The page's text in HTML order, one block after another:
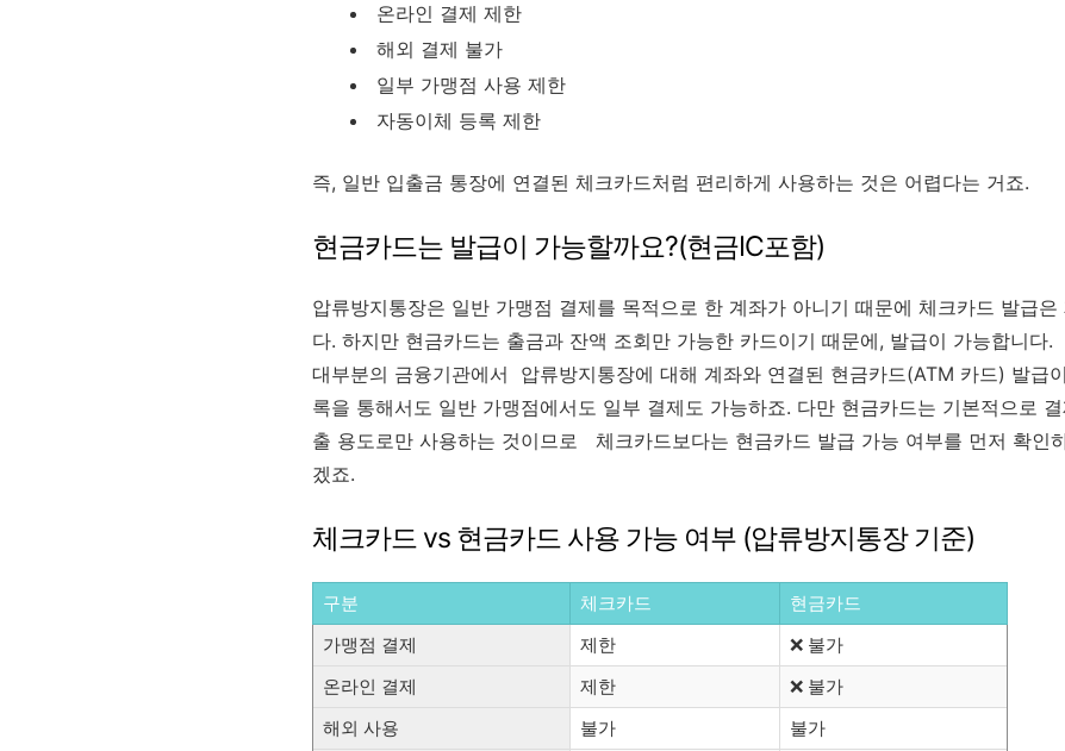
온라인 결제 제한
해외 결제 불가
일부 가맹점 사용 제한
자동이체 등록 제한
즉, 일반 입출금 통장에 연결된 체크카드처럼 편리하게 사용하는 것은 어렵다는 거죠.
현금카드는 발급이 가능할까요?(현금IC포함)
압류방지통장은 일반 가맹점 결제를 목적으로 한 계좌가 아니기 때문에 체크카드 발급
다. 하지만 현금카드는 출금과 잔액 조회만 가능한 카드이기 때문에, 발급이 가능합니다.
대부분의 금융기관에서 압류방지통장에 대해 계좌와 연결된 현금카드(ATM 카드) 발급
록을 통해서도 일반 가맹점에서도 일부 결제도 가능하죠. 다만 현금카드는 기본적으로
출 용도로만 사용하는 것이므로 체크카드보다는 현금카드 발급 가능 여부를 먼저 확인
겠죠.
체크카드 vs 현금카드 사용 가능 여부 (압류방지통장 기준)
구분 체크카드
현금카드
가맹점 결제
제한
❌ 불가
온라인 결제
제한
❌ 불가
해외 사용
불가
불가